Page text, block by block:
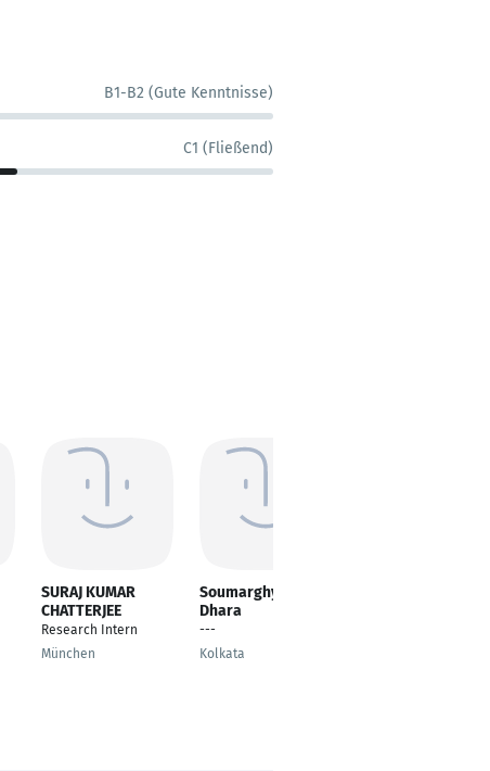
B1-B2 (Gute Kenntnisse)
C1 (Fließend)
SURAJ KUMAR
CHATTERJEE
Research Intern
München
Soumarghya
Dhara
---
Kolkata